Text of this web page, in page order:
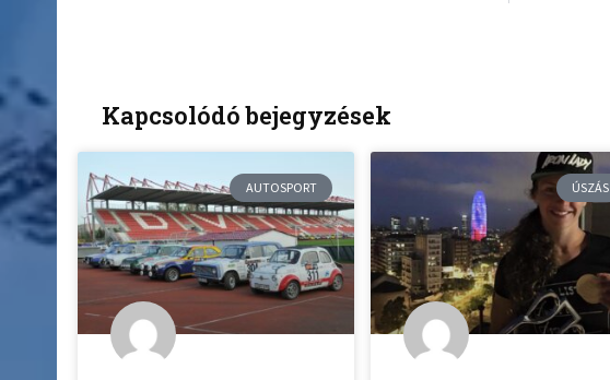
Kapcsolódó bejegyzések
AUTOSPORT ÚSZÁS